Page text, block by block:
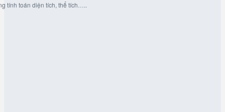
tính toán diện tích, thể tích…..